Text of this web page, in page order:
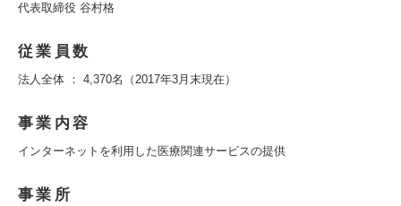
代表取締役 谷村格
従業員数
法人全体 ： 4,370名（2017年3月末現在）
事業内容
インターネットを利用した医療関連サービスの提供
事業所